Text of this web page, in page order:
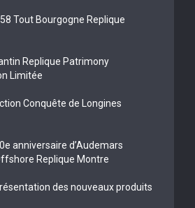
Tout Bourgogne Replique
Replique Patrimony
Limitée
Conquête de Longines
anniversaire d’Audemars
Replique Montre
des nouveaux produits